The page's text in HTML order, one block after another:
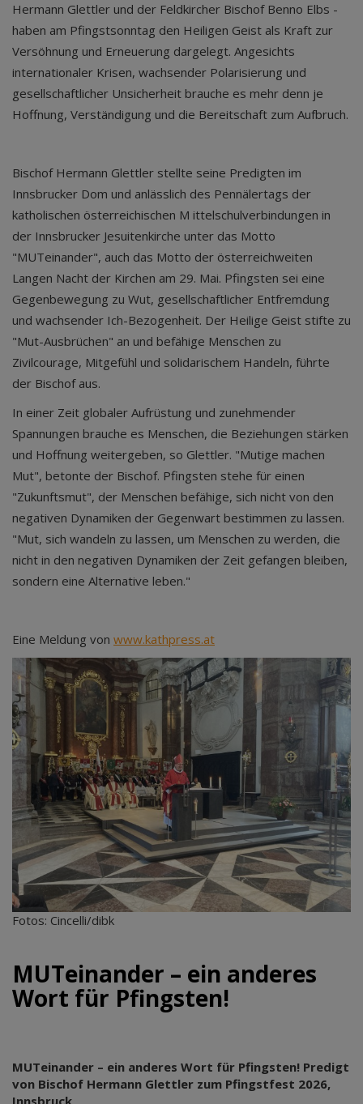
Hermann Glettler und der Feldkircher Bischof Benno Elbs -
haben am Pfingstsonntag den Heiligen Geist als Kraft zur
Versöhnung und Erneuerung dargelegt. Angesichts
internationaler Krisen, wachsender Polarisierung und
gesellschaftlicher Unsicherheit brauche es mehr denn je
Hoffnung, Verständigung und die Bereitschaft zum Aufbruch.
Bischof Hermann Glettler stellte seine Predigten im
Innsbrucker Dom und anlässlich des Pennälertags der
katholischen österreichischen M ittelschulverbindungen in
der Innsbrucker Jesuitenkirche unter das Motto
"MUTeinander", auch das Motto der österreichweiten
Langen Nacht der Kirchen am 29. Mai. Pfingsten sei eine
Gegenbewegung zu Wut, gesellschaftlicher Entfremdung
und wachsender Ich-Bezogenheit. Der Heilige Geist stifte zu
"Mut-Ausbrüchen" an und befähige Menschen zu
Zivilcourage, Mitgefühl und solidarischem Handeln, führte
der Bischof aus.
In einer Zeit globaler Aufrüstung und zunehmender
Spannungen brauche es Menschen, die Beziehungen stärken
und Hoffnung weitergeben, so Glettler. "Mutige machen
Mut", betonte der Bischof. Pfingsten stehe für einen
"Zukunftsmut", der Menschen befähige, sich nicht von den
negativen Dynamiken der Gegenwart bestimmen zu lassen.
"Mut, sich wandeln zu lassen, um Menschen zu werden, die
nicht in den negativen Dynamiken der Zeit gefangen bleiben,
sondern eine Alternative leben."
Eine Meldung von www.kathpress.at
Fotos: Cincelli/dibk
MUTeinander – ein anderes
Wort für Pfingsten!
MUTeinander – ein anderes Wort für Pfingsten! Predigt
von Bischof Hermann Glettler zum Pfingstfest 2026,
Innsbruck